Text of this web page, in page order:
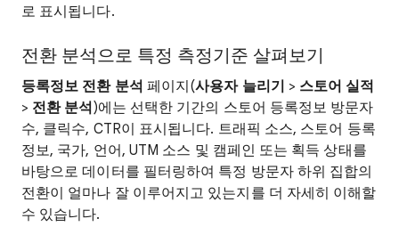
로 표시됩니다.
전환 분석으로 특정 측정기준 살펴보기
등록정보 전환 분석 페이지(사용자 늘리기 > 스토어 실적
> 전환 분석 )에는 선택한 기간의 스토어 등록정보 방문자
수, 클릭수, CTR이 표시됩니다. 트래픽 소스, 스토어 등록
정보, 국가, 언어, UTM 소스 및 캠페인 또는 획득 상태를
바탕으로 데이터를 필터링하여 특정 방문자 하위 집합의
전환이 얼마나 잘 이루어지고 있는지를 더 자세히 이해할
수 있습니다.